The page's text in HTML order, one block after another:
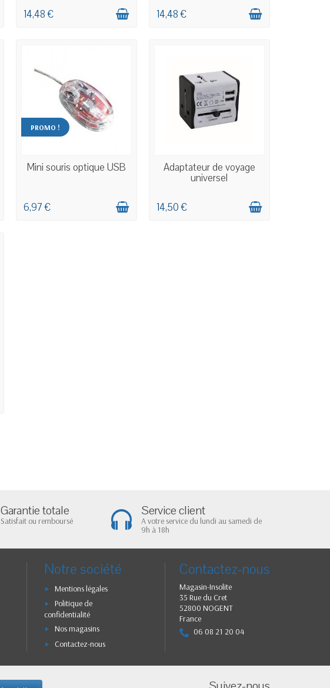
14,48 € 14,48 €
PROMO !
EN STOCK
Mini souris optique USB
6,97 €
EN STOCK
Adaptateur de voyage
universel
14,50 €
Garantie totale
Satisfait ou remboursé
Service client
A votre service du lundi au samedi de
9h à 18h
Notre société
Mentions légales
Politique de
confidentialité
Nos magasins
Contactez-nous
Contactez-nous
Magasin-Insolite
35 Rue du Cret
52800 NOGENT
France
06 08 21 20 04